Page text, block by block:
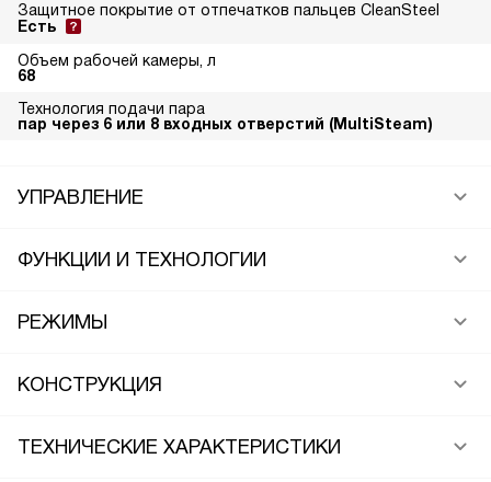
Защитное покрытие от отпечатков пальцев CleanSteel
Есть
Объем рабочей камеры, л
68
Технология подачи пара
пар через 6 или 8 входных отверстий (MultiSteam)
УПРАВЛЕНИЕ
ФУНКЦИИ И ТЕХНОЛОГИИ
РЕЖИМЫ
КОНСТРУКЦИЯ
ТЕХНИЧЕСКИЕ ХАРАКТЕРИСТИКИ